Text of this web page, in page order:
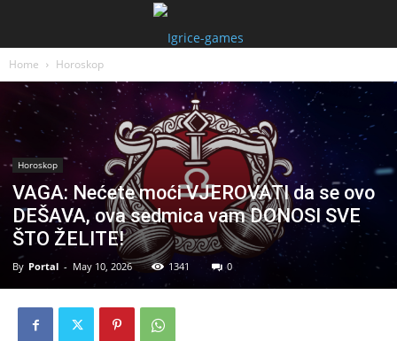
Home Horoskop
Horoskop
VAGA: Nećete moći VJEROVATI da se ovo
DEŠAVA, ova sedmica vam DONOSI SVE
ŠTO ŽELITE!
By Portal - May 10, 2026 1341 0